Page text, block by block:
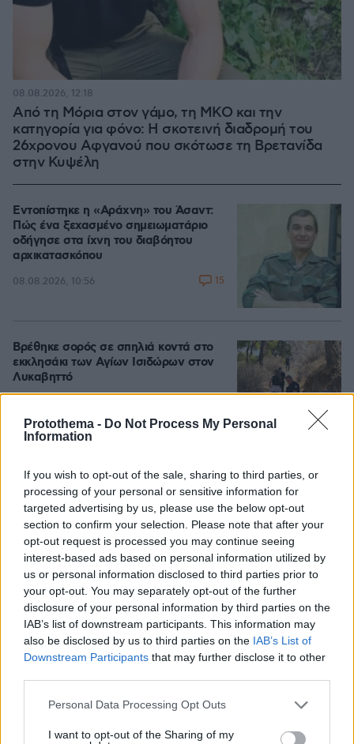
Protothema - Do Not Process My Personal
Information
If you wish to opt-out of the sale, sharing to third parties, or
processing of your personal or sensitive information for
targeted advertising by us, please use the below opt-out
section to confirm your selection. Please note that after your
opt-out request is processed you may continue seeing
interest-based ads based on personal information utilized by
us or personal information disclosed to third parties prior to
your opt-out. You may separately opt-out of the further
disclosure of your personal information by third parties on the
IAB’s list of downstream participants. This information may
also be disclosed by us to third parties on the IAB’s List of
Downstream Participants that may further disclose it to other
Please note that this website/app uses one or more Google
not limited to your visit or usage behaviour. You may click to
Personal Data Processing Opt Outs
I want to opt-out of the Sharing of my
Από τη Μόρια στον γάμο, τη ΜΚΟ και την
κατηγορία για φόνο: Η σκοτεινή διαδρομή του
26χρονου Αφγανού που σκότωσε τη Βρετανίδα
στην Κυψέλη
08.08.2026, 12:18
Εντοπίστηκε η «Αράχνη» του Άσαντ:
Πώς ένα ξεχασμένο σημειωματάριο
οδήγησε στα ίχνη του διαβόητου
αρχικατασκόπου
08.08.2026, 10:56 15
Βρέθηκε σορός σε σπηλιά κοντά στο
εκκλησάκι των Αγίων Ισιδώρων στον
Λυκαβηττό
Καρέ-καρέ η ανάλυση του τροχαίου
στις Σέρρες με νεκρούς μητέρα και
γιο: Τι λέει πραγματογνώμονας στο
protothema
08.08.2026, 08:36 155
Τι έγραφαν οι ξένοι ανταποκριτές σε
τηλεγραφήματά τους από τη Μικρά
Ασία το 1921